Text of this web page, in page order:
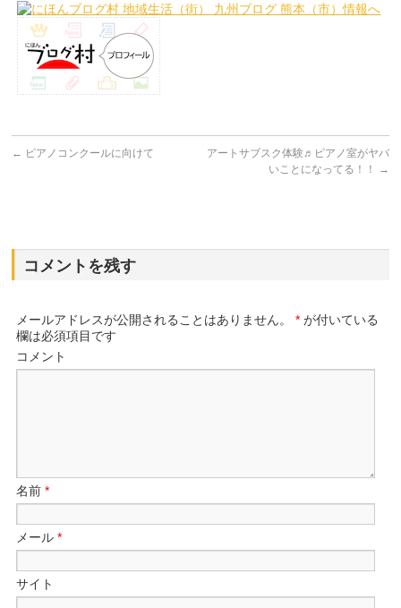
← ピアノコンクールに向けて
アートサブスク体験♬ピアノ室がヤバ
いことになってる！！
→
コメントを残す
メールアドレスが公開されることはありません。 * が付いている
欄は必須項目です
コメント
名前*
メール*
サイト